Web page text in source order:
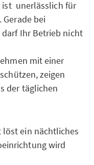
ist unerlässlich für
bei
darf Ihr Betrieb nicht
mit einer
zeigen
der täglichen
löst ein nächtliches
wird